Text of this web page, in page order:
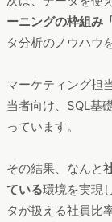
ーニングの枠組み
タ分析のノウハウ
マーケティング担
当者向け、SQL基
っています。
その結果、なんと
ている環境を実現
タが扱える社員比